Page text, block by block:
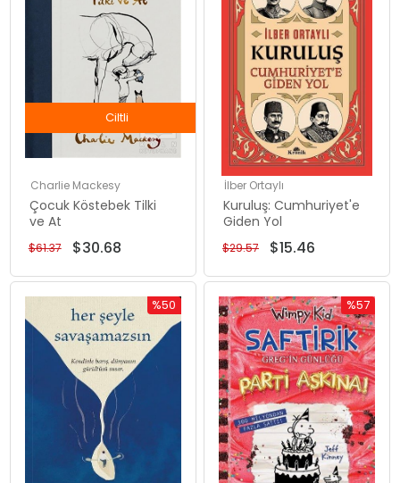
Charlie Mackesy
Çocuk Köstebek Tilki
ve At
$30.68
$61.37
Ciltli
İlber Ortaylı
Kuruluş: Cumhuriyet'e
Giden Yol
$15.46
$29.57
%50
İndirim
%50İndirim
%57
İndirim